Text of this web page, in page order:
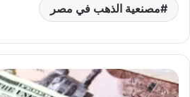
مصنعية الذهب في مصر
سعر
الدولار